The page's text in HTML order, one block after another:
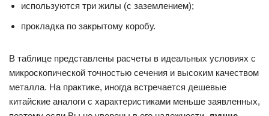
используются три жилы (с заземлением);
прокладка по закрытому коробу.
В таблице представлены расчеты в идеальных условиях с
микроскопической точностью сечения и высоким качеством
металла. На практике, иногда встречается дешевые
китайские аналоги с характеристиками меньше заявленных,